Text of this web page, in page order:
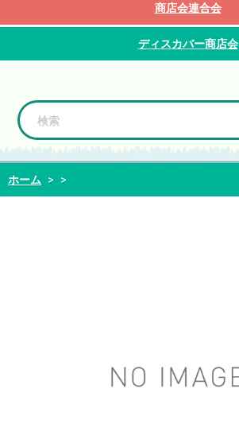
商店会連合会
ディスカバー商店会
ホーム > >